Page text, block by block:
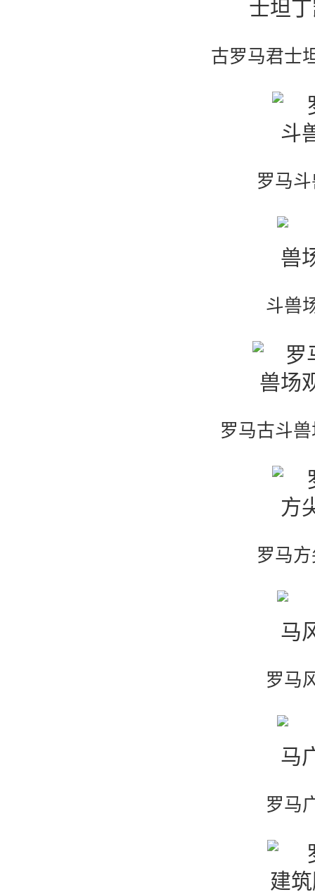
古罗马君士
罗马
斗兽
罗马古斗
罗马
罗马
罗马